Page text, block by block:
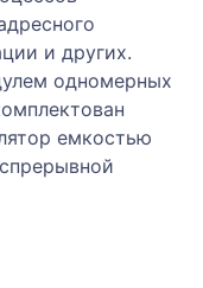
и других.
одномерных
емкостью